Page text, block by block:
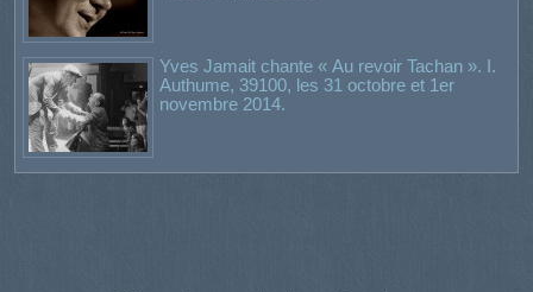
Yves Jamait chante « Au revoir Tachan ». I.
Authume, 39100, les 31 octobre et 1er
novembre 2014.